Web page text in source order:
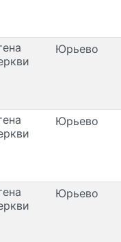
Юрьево
Юрьево
Юрьево